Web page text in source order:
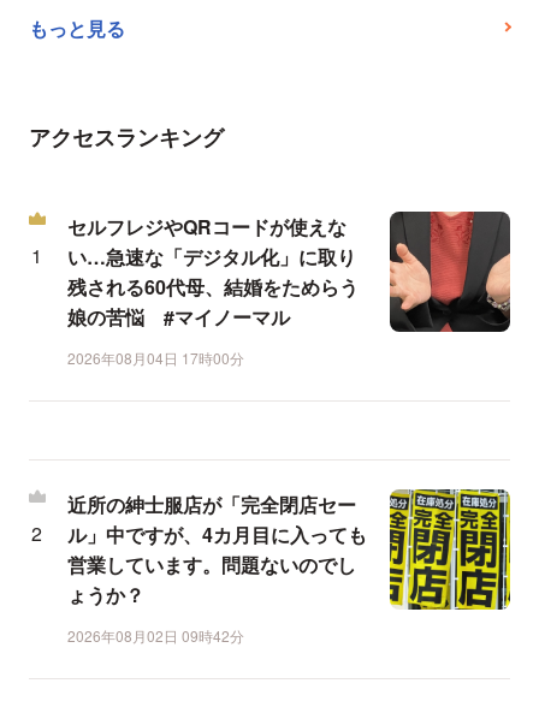
もっと見る
アクセスランキング
セルフレジやQRコードが使えな
い…急速な「デジタル化」に取り
残される60代母、結婚をためらう
娘の苦悩 #マイノーマル
2026年08月04日 17時00分
近所の紳士服店が「完全閉店セー
ル」中ですが、4カ月目に入っても
営業しています。問題ないのでし
ょうか？
2026年08月02日 09時42分